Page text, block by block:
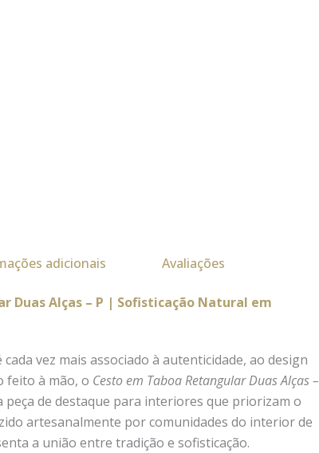
adicionais Avaliações
Duas Alças – P | Sofisticação Natural em
vez mais associado à autenticidade, ao design
feito à mão, o Cesto em Taboa Retangular Duas Alças –
peça de destaque para interiores que priorizam o
artesanalmente por comunidades do interior de
a união entre tradição e sofisticação.